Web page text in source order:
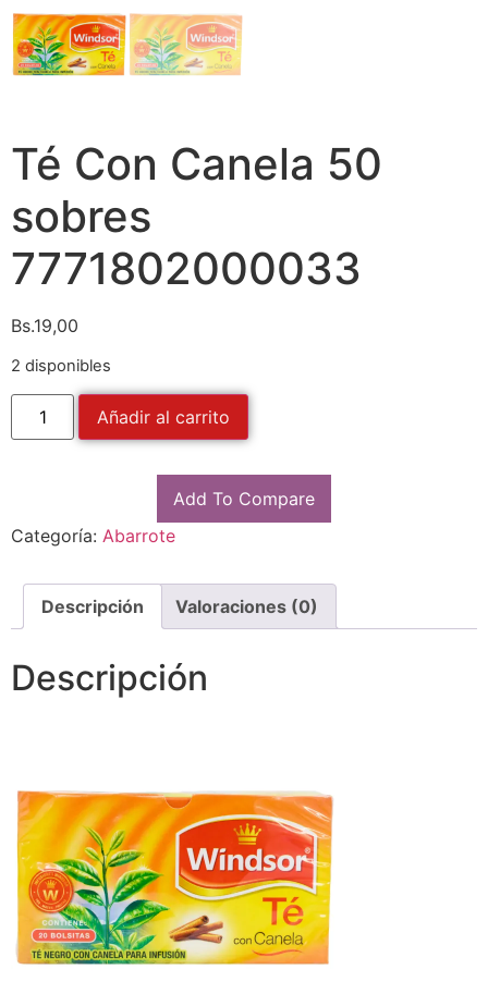
Té Con Canela 50
sobres
7771802000033
Bs.19,00
2 disponibles
Añadir al carrito
Add To Compare
Categoría: Abarrote
Descripción Valoraciones (0)
Descripción